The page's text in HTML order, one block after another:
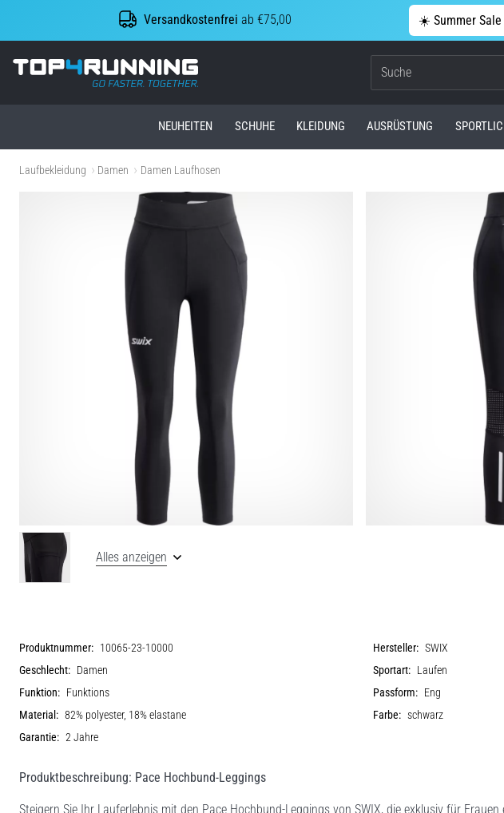
Versandkostenfrei ab €75,00 ☀️ Summer Sale
Top4Running.at
NEUHEITEN SCHUHE KLEIDUNG AUSRÜSTUNG
Laufbekleidung Damen Damen Laufhosen
Alles anzeigen
Produktnummer: 10065-23-10000 Hersteller: SWIX
Geschlecht: Damen Sportart: Laufen
Funktion: Funktions Passform: Eng
Material: 82% polyester, 18% elastane Farbe: schwarz
Garantie: 2 Jahre
Produktbeschreibung: Pace Hochbund-Leggings
Steigern Sie Ihr Lauferlebnis mit den Pace Hochbund-Leggings von SWIX, die exklusiv für